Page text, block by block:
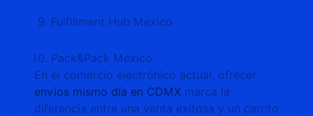
Fulfillment Hub México
Pack&Pack México
En el comercio electrónico actual, ofrecer
envíos mismo día en CDMX marca la
diferencia entre una venta exitosa y un carrito